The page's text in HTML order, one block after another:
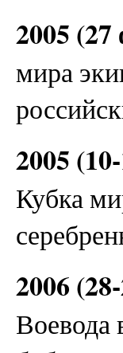
2005
мира
2005
Кубка
2006
Воевода